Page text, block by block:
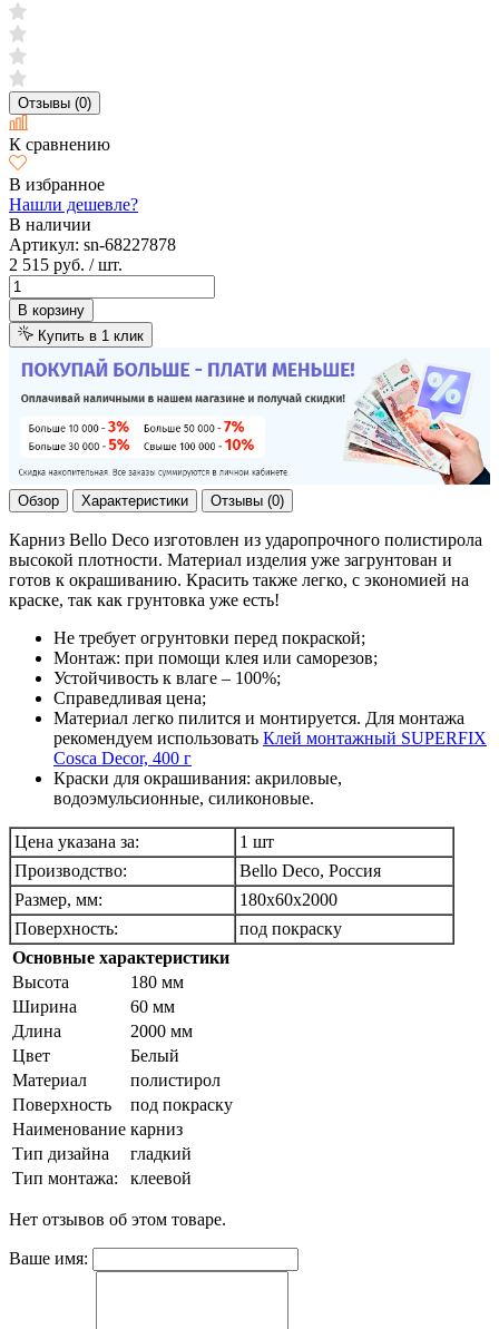
Отзывы (0)
К сравнению
В избранное
Нашли дешевле?
В наличии
Артикул: sn-68227878
2 515 руб. / шт.
В корзину
Купить в 1 клик
Обзор Характеристики Отзывы (0)
Карниз Bello Deco изготовлен из ударопрочного полистирола
высокой плотности. Материал изделия уже загрунтован и
готов к окрашиванию. Красить также легко, с экономией на
краске, так как грунтовка уже есть!
Не требует огрунтовки перед покраской;
Монтаж: при помощи клея или саморезов;
Устойчивость к влаге – 100%;
Справедливая цена;
Материал легко пилится и монтируется. Для монтажа
рекомендуем использовать Клей монтажный SUPERFIX
Cosca Decor, 400 г
Краски для окрашивания: акриловые,
водоэмульсионные, силиконовые.
Цена указана за:
1 шт
Производство:
Bello Deco, Россия
Размер, мм:
180х60х2000
Поверхность:
под покраску
Основные характеристики
Высота
180 мм
Ширина
60 мм
Длина
2000 мм
Цвет
Белый
Материал
полистирол
Поверхность
под покраску
Наименование карниз
Тип дизайна
гладкий
Тип монтажа:
клеевой
Нет отзывов об этом товаре.
Ваше имя: